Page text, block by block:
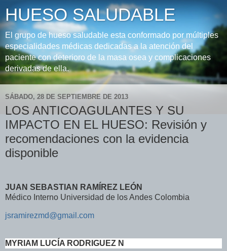
HUESO SALUDABLE
El grupo de hueso saludable esta conformado por múltiples
especialidades médicas dedicadas a la atención del
paciente con deterioro de la masa osea y complicaciones
derivadas de ella.
SÁBADO, 28 DE SEPTIEMBRE DE 2013
LOS ANTICOAGULANTES Y SU
IMPACTO EN EL HUESO: Revisión y
recomendaciones con la evidencia
disponible
JUAN SEBASTIAN RAMÍREZ LEÓN
Médico Interno Universidad de los Andes Colombia
jsramirezmd@gmail.com
MYRIAM LUCÍA RODRIGUEZ N